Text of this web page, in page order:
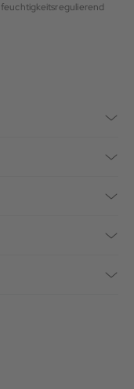
feuchtigkeitsregulierend